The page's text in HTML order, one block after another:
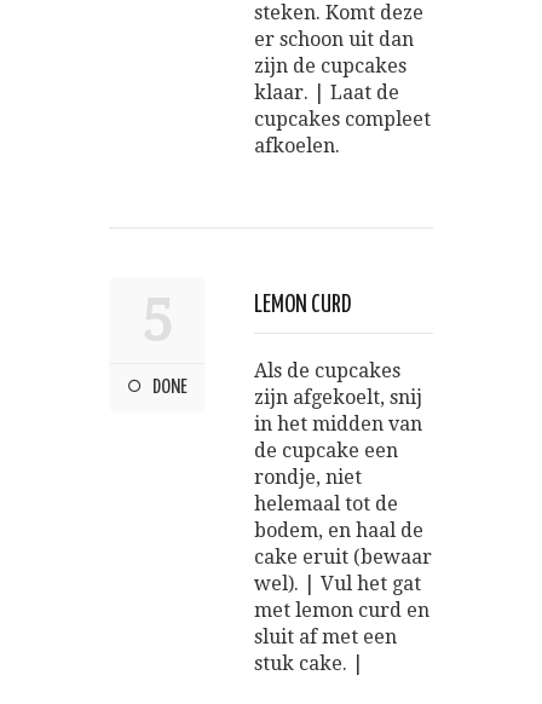
steken. Komt deze
er schoon uit dan
zijn de cupcakes
klaar. | Laat de
cupcakes compleet
afkoelen.
5
DONE
LEMON CURD
Als de cupcakes
zijn afgekoelt, snij
in het midden van
de cupcake een
rondje, niet
helemaal tot de
bodem, en haal de
cake eruit (bewaar
wel). | Vul het gat
met lemon curd en
sluit af met een
stuk cake. |